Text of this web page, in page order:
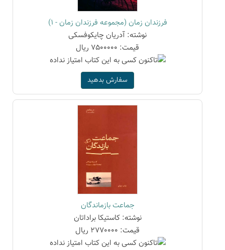
فرزندان زمان (مجموعه فرزندان زمان - 1)
نوشته: آدریان چایکوفسکی
قیمت: 7500000 ریال
سفارش بدهید
جماعت بازماندگان
نوشته: کاستیکا براداتان
قیمت: 2770000 ریال